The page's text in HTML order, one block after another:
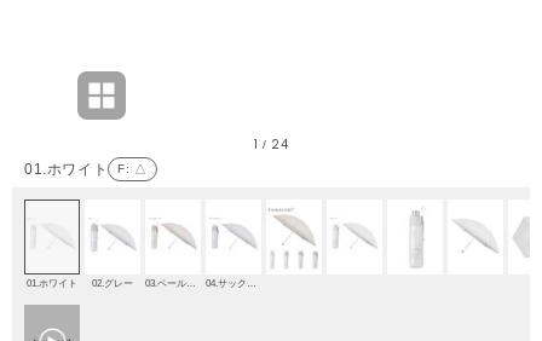
01.ホワイト F: △
1 / 24
01.ホワイト 02.グレー